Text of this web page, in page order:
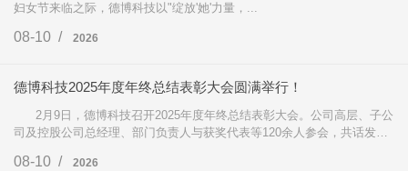
妇女节来临之际，德博科技以"绽放'她'力量，...
08-10 / 2026
德博科技2025年度年终总结表彰大会圆满举行！
2月9日，德博科技召开2025年度年终总结表彰大会。公司高层、子公
司及控股公司总经理、部门负责人与获奖代表等120余人参会，共话发展
08-10 / 2026